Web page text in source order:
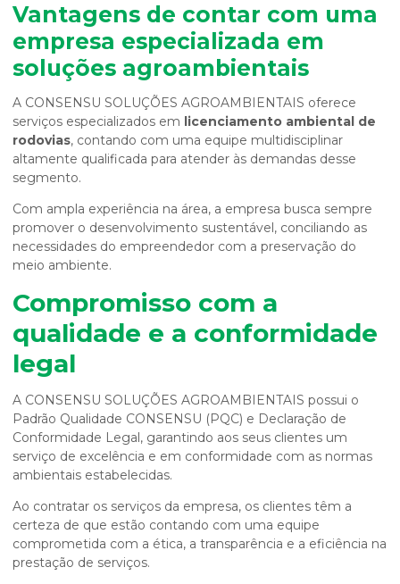
Vantagens de contar com uma
empresa especializada em
soluções agroambientais
A CONSENSU SOLUÇÕES AGROAMBIENTAIS oferece
serviços especializados em licenciamento ambiental de
rodovias, contando com uma equipe multidisciplinar
altamente qualificada para atender às demandas desse
segmento.
Com ampla experiência na área, a empresa busca sempre
promover o desenvolvimento sustentável, conciliando as
necessidades do empreendedor com a preservação do
meio ambiente.
Compromisso com a
qualidade e a conformidade
legal
A CONSENSU SOLUÇÕES AGROAMBIENTAIS possui o
Padrão Qualidade CONSENSU (PQC) e Declaração de
Conformidade Legal, garantindo aos seus clientes um
serviço de excelência e em conformidade com as normas
ambientais estabelecidas.
Ao contratar os serviços da empresa, os clientes têm a
certeza de que estão contando com uma equipe
comprometida com a ética, a transparência e a eficiência na
prestação de serviços.